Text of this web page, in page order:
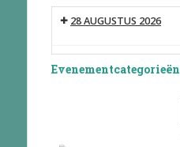
28 AUGUSTUS 2026
Evenementcategorieën